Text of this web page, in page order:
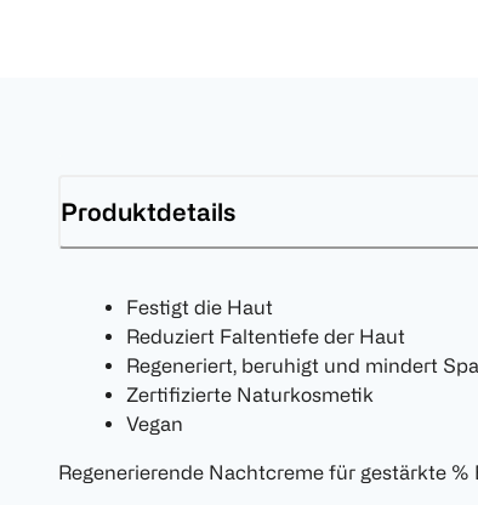
Produktdetails
Festigt die Haut
Reduziert Faltentiefe der Haut
Regeneriert, beruhigt und mindert
Zertifizierte Naturkosmetik
Vegan
Regenerierende Nachtcreme für gestärkte %